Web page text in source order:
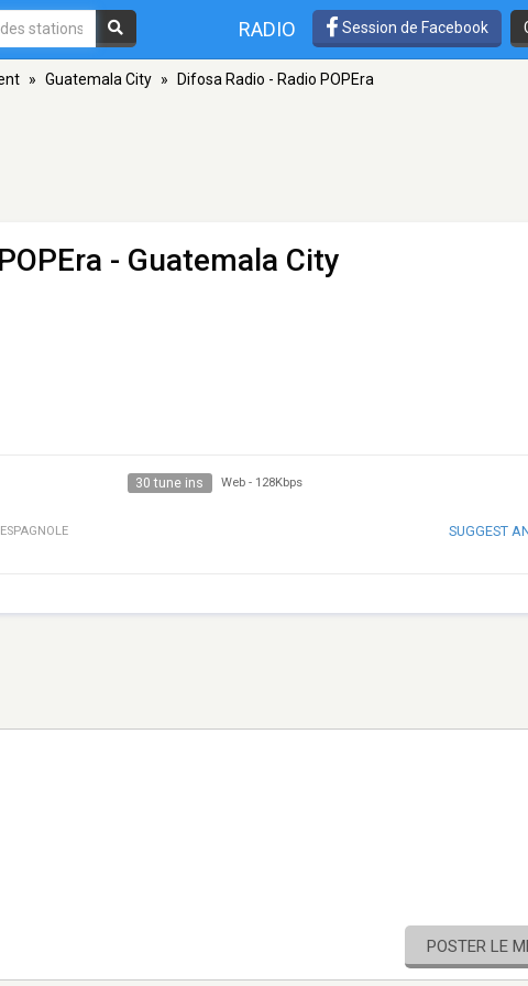
RADIO Session de Facebook
» Guatemala City » Difosa Radio - Radio POPEra
- Guatemala City
30 tune ins Web - 128Kbps
ESPAGNOLE SUGGEST
POSTER LE